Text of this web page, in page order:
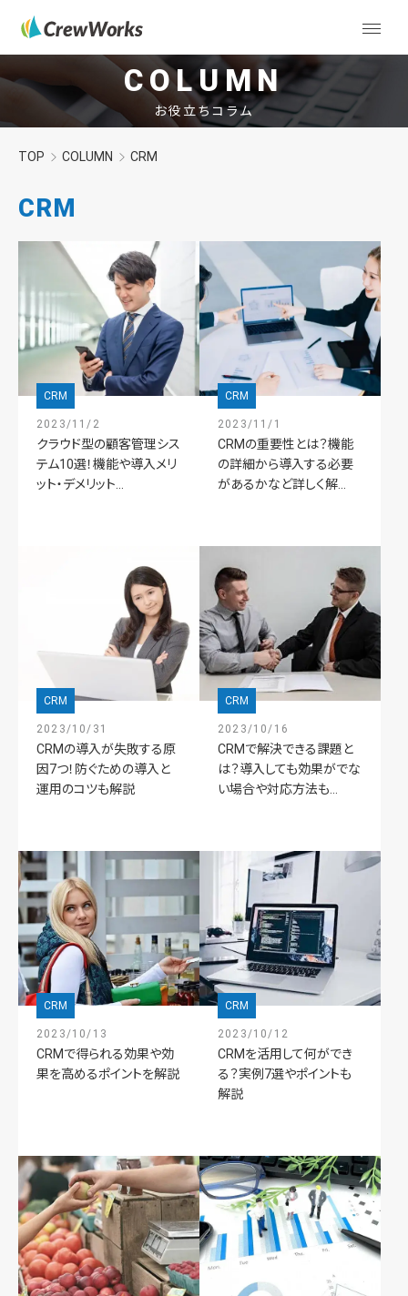
COLUMN
お役立ちコラム
TOP COLUMN CRM
CRM
CRM
2023/11/2
クラウド型の顧客管理シス
テム10選！機能や導入メリ
ット・デメリット...
CRM
2023/11/1
CRMの重要性とは？機能
の詳細から導入する必要
があるかなど詳しく解...
CRM
2023/10/31
CRMの導入が失敗する原
因7つ！防ぐための導入と
運用のコツも解説
CRM
2023/10/16
CRMで解決できる課題と
は？導入しても効果がでな
い場合や対応方法も...
CRM
2023/10/13
CRMで得られる効果や効
果を高めるポイントを解説
CRM
2023/10/12
CRMを活用して何ができ
る？実例7選やポイントも
解説